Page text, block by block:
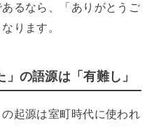
るなら、「ありがとうご
ります。
」の語源は「有難し」
の起源は室町時代に使われ